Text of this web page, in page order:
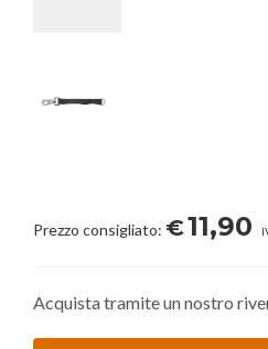
Prezzo consigliato: €11,90
Acquista tramite un nostro